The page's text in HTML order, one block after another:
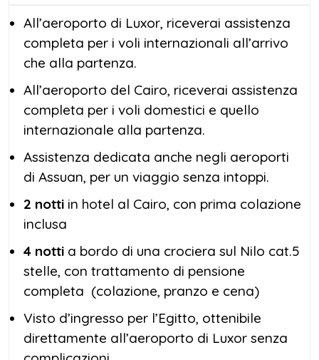
All’aeroporto di Luxor, riceverai assistenza
completa per i voli internazionali all’arrivo
che alla partenza.
All’aeroporto del Cairo, riceverai assistenza
completa per i voli domestici e quello
internazionale alla partenza.
Assistenza dedicata anche negli aeroporti
di Assuan, per un viaggio senza intoppi.
2 notti in hotel al Cairo, con prima colazione
inclusa
4 notti a bordo di una crociera sul Nilo cat.5
stelle, con trattamento di pensione
completa (colazione, pranzo e cena)
Visto d’ingresso per l’Egitto, ottenibile
direttamente all’aeroporto di Luxor senza